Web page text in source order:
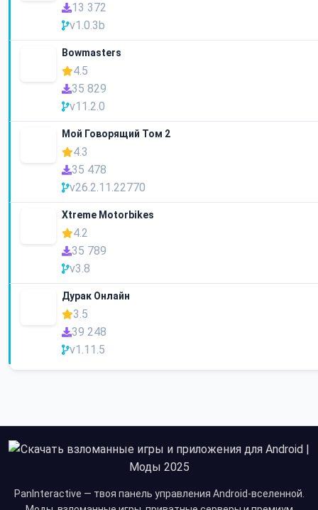
13 372
v1.0.3b
Bowmasters
4.5
35 829
v11.2.0
Мой Говорящий Том 2
4.3
35 478
v26.2.11.22770
Xtreme Motorbikes
4.2
35 789
v3.8
Дурак Онлайн
3.5
39 248
v1.11.5
PanInteractive — твоя панель управления Android-вселенной.